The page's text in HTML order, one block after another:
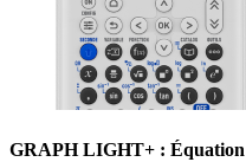
GRAPH LIGHT+ : Équation